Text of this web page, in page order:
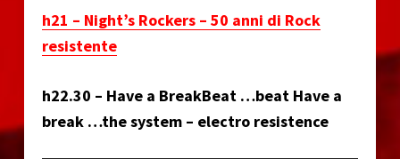
h21 – Night’s Rockers – 50 anni di Rock
resistente
h22.30 – Have a BreakBeat …beat Have a
break …the system – electro resistence